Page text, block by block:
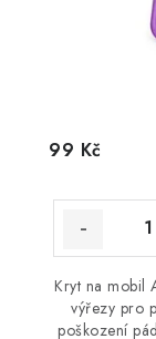
99 Kč
Kryt na mobil
výřezy pro
poškození